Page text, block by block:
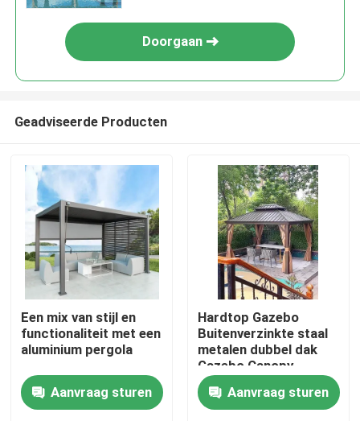
Huis
Doorgaan
Geadviseerde Producten
Een mix van stijl en
functionaliteit met een
aluminium pergola
Aanvraag sturen
Hardtop Gazebo
Buitenverzinkte staal
metalen dubbel dak
Gazebo Canopy
Aanvraag sturen